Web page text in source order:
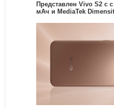
Представлен Vivo S2 с
мАч и MediaTek